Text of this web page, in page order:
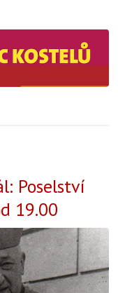
Poselství
19.00